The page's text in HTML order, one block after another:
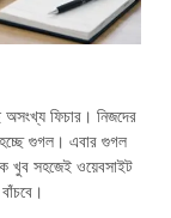
ফিচার। নিজদের
হচ্ছে গুগল। এবার গুগল
খুব সহজেই ওয়েবসাইট